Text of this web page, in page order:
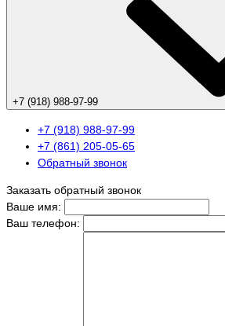
+7 (918) 988-97-99
+7 (918) 988-97-99
+7 (861) 205-05-65
Обратный звонок
Заказать обратный звонок
Ваше имя:
Ваш телефон: